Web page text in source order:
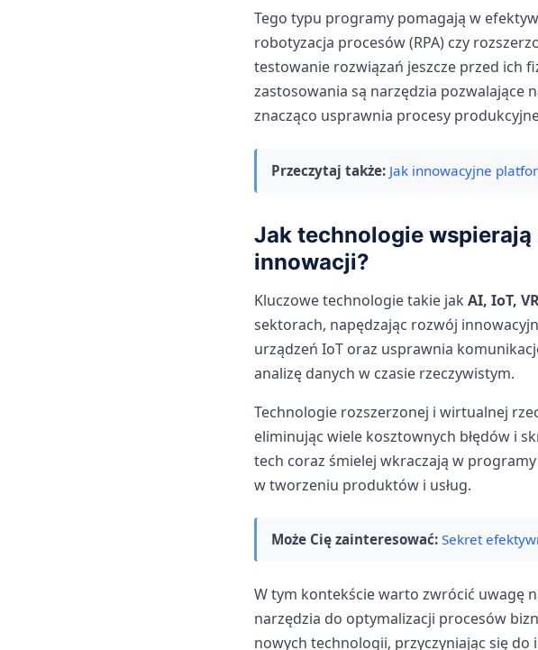
Tego typu programy pomagają w
robotyzacja procesów (RPA) czy
testowanie rozwiązań jeszcze przed ich
zastosowania są narzędzia pozwalające
znacząco usprawnia procesy
Przeczytaj także: Jak innowacyjne
Jak technologie
innowacji?
Kluczowe technologie takie jak AI, IoT,
sektorach, napędzając rozwój
urządzeń IoT oraz usprawnia
analizę danych w czasie rzeczywistym.
Technologie rozszerzonej i wirtualnej
eliminując wiele kosztownych błędów i
tech coraz śmielej wkraczają w
w tworzeniu produktów i usług.
Może Cię zainteresować: Sekret
W tym kontekście warto zwrócić uwagę
narzędzia do optymalizacji procesów
nowych technologii, przyczyniając się